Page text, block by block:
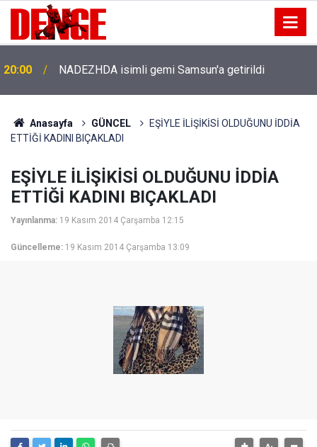
20:00 NADEZHDA isimli gemi Samsun'a getirildi
Anasayfa GÜNCEL
EŞİYLE İLİŞİKİSİ OLDUĞUNU İDDİA
ETTİĞİ KADINI BIÇAKLADI
EŞİYLE İLİŞİKİSİ OLDUĞUNU İDDİA
ETTİĞİ KADINI BIÇAKLADI
Yayınlanma: 19 Kasım 2014 Çarşamba 12:15
Güncelleme: 19 Kasım 2014 Çarşamba 13:09